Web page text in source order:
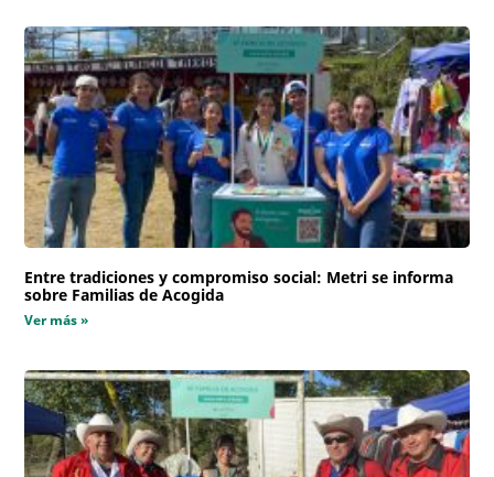
Entre tradiciones y compromiso social: Metri se informa
sobre Familias de Acogida
Ver más »